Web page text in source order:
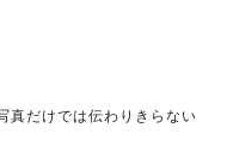
真だけでは伝わりきらない